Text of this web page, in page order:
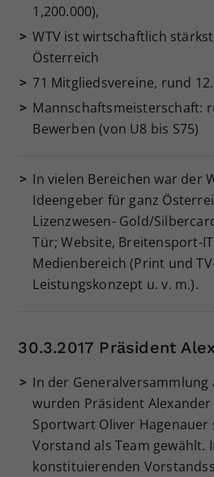
1,200.000),
WTV ist wirtschaftlich
Österreich
71 Mitgliedsvereine, rund
Mannschaftsmeisterschaft:
Bewerben (von U8 bis S75)
In vielen Bereichen war der
Ideengeber für ganz
Lizenzwesen- Gold/
Tür; Website, Breitensport-
Medienbereich (Print und
Leistungskonzept u. v. m.).
30.3.2017 Präsident
In der Generalversammlung
wurden Präsident Alexander
Sportwart Oliver Hagenauer
Vorstand als Team gewählt.
konstituierenden